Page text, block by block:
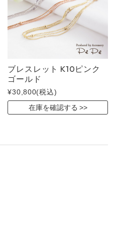
ブレスレット K10ピンク
ゴールド
¥30,800(税込)
在庫を確認する